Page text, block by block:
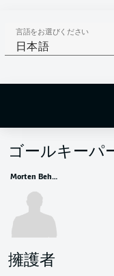
言語をお選びください
日本語
ゴールキーパ
Morten Behrens
擁護者